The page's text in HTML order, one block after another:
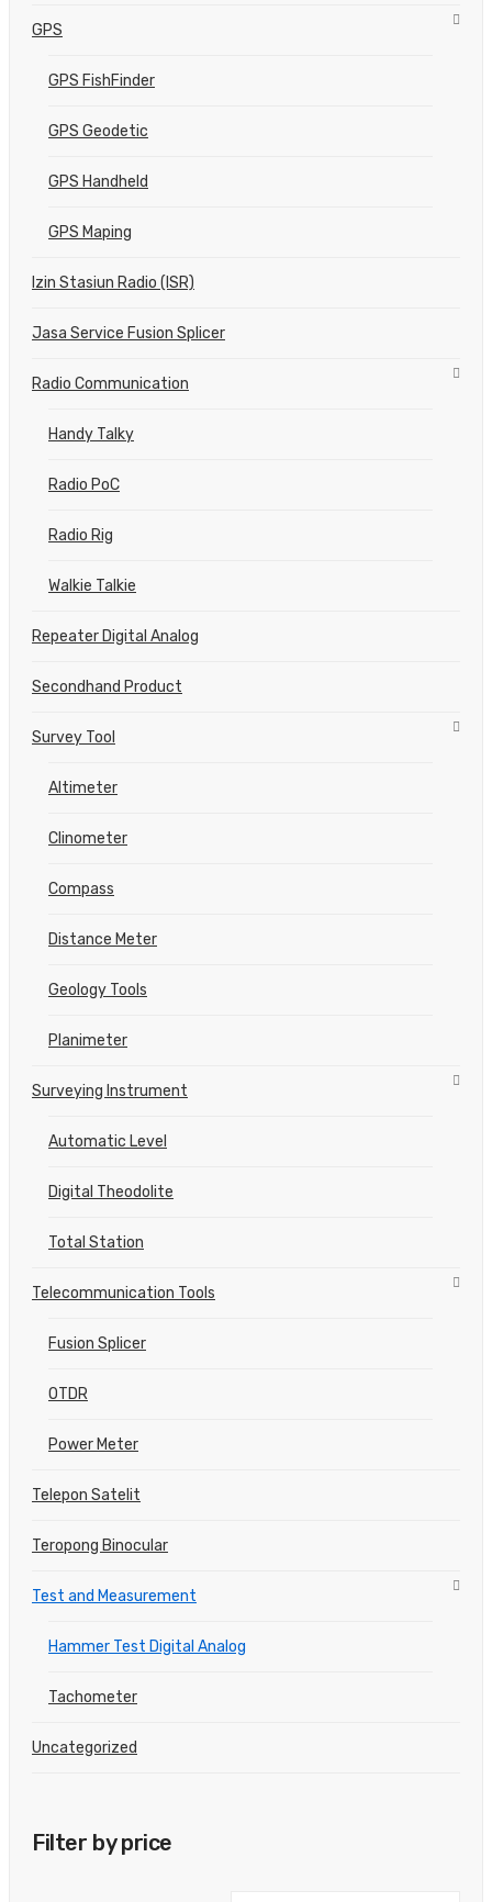
GPS
GPS FishFinder
GPS Geodetic
GPS Handheld
GPS Maping
Izin Stasiun Radio (ISR)
Jasa Service Fusion Splicer
Radio Communication
Handy Talky
Radio PoC
Radio Rig
Walkie Talkie
Repeater Digital Analog
Secondhand Product
Survey Tool
Altimeter
Clinometer
Compass
Distance Meter
Geology Tools
Planimeter
Surveying Instrument
Automatic Level
Digital Theodolite
Total Station
Telecommunication Tools
Fusion Splicer
OTDR
Power Meter
Telepon Satelit
Teropong Binocular
Test and Measurement
Hammer Test Digital Analog
Tachometer
Uncategorized
Filter by price